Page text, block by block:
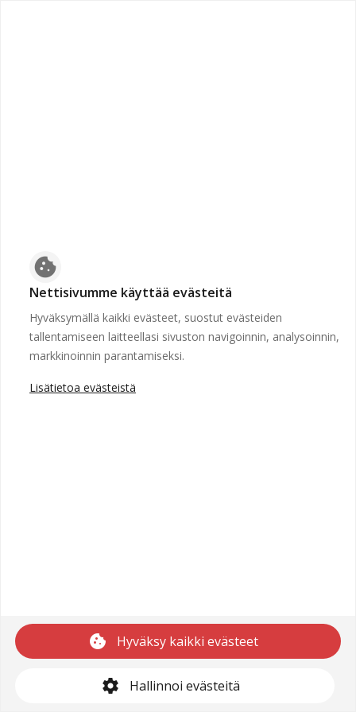
Ei avoimia työpaikkoja tällä hetkellä.
Tietosuojaseloste
support@recright.com
cookie
Nettisivumme käyttää evästeitä
Hyväksymällä kaikki evästeet, suostut evästeiden
tallentamiseen laitteellasi sivuston navigoinnin, analysoinnin,
markkinoinnin parantamiseksi.
Lisätietoa evästeistä
settings Hallinnoi evästeitä
cookie Hyväksy kaikki evästeet